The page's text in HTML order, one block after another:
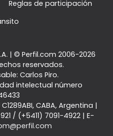
Reglas de participación
| © Perfil.com 2006-2026
reservados.
Carlos Piro.
intelectual número
C1289ABI, CABA, Argentina |
/ (+5411) 7091-4922| E-